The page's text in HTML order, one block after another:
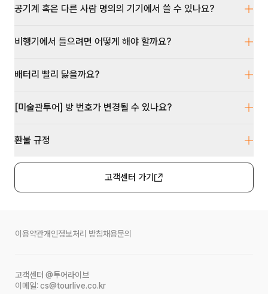
공기계 혹은 다른 사람 명의의 기기에서 쓸 수 있나요?
비행기에서 들으려면 어떻게 해야 할까요?
배터리 빨리 닳을까요?
[미술관투어] 방 번호가 변경될 수 있나요?
환불 규정
고객센터 가기
이용약관개인정보처리 방침채용문의
고객센터 @투어라이브
이메일: cs@tourlive.co.kr